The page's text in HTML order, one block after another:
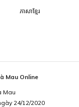
ភាសាខ្មែរ
Mau Online
Mau
24/12/2020